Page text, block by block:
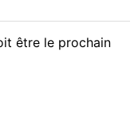
être le prochain